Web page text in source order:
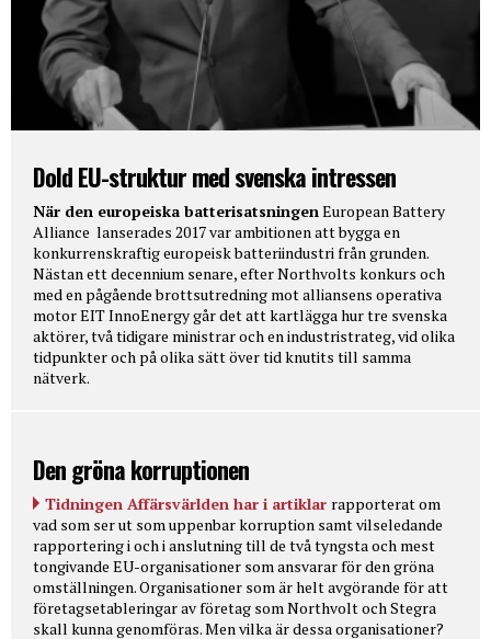
Dold EU-struktur med svenska intressen
När den europeiska batterisatsningen European Battery
Alliance lanserades 2017 var ambitionen att bygga en
konkurrenskraftig europeisk batteriindustri från grunden.
Nästan ett decennium senare, efter Northvolts konkurs och
med en pågående brottsutredning mot alliansens operativa
motor EIT InnoEnergy går det att kartlägga hur tre svenska
aktörer, två tidigare ministrar och en industristrateg, vid olika
tidpunkter och på olika sätt över tid knutits till samma
nätverk.
Den gröna korruptionen
Tidningen Affärsvärlden har i artiklar rapporterat om
vad som ser ut som uppenbar korruption samt vilseledande
rapportering i och i anslutning till de två tyngsta och mest
tongivande EU-organisationer som ansvarar för den gröna
omställningen. Organisationer som är helt avgörande för att
företagsetableringar av företag som Northvolt och Stegra
skall kunna genomföras. Men vilka är dessa organisationer?